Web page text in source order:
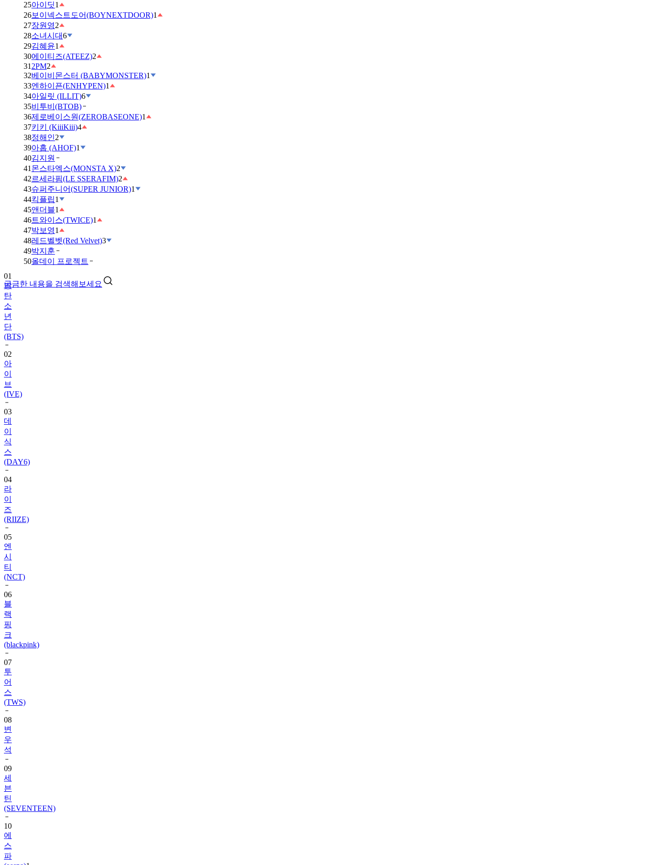
25아이딧1
26보이넥스트도어(BOYNEXTDOOR)1
27장원영2
28소녀시대6
29김혜윤1
30에이티즈(ATEEZ)2
31 2PM2
32베이비몬스터 (BABYMONSTER)1
33엔하이픈(ENHYPEN)1
34아일릿 (ILLIT)6
35비투비(BTOB)
36제로베이스원(ZEROBASEONE)1
37키키 (KiiiKiii)4
38정해인2
39아홉 (AHOF)1
40김지원
41 몬스타엑스(MONSTA X)2
42르세라핌(LE SSERAFIM)2
43슈퍼주니어(SUPER JUNIOR)1
44킥플립1
45앤더블1
46트와이스(TWICE)1
47박보영1
48레드벨벳(Red Velvet)3
49박지훈
50올데이 프로젝트
궁금한 내용을 검색해보세요
탄
소
년
단
(BTS)
02
아
이
브
(IVE)
03
데
이
식
스
(DAY6)
04
라
이
즈
(RIIZE)
05
엔
시
티
(NCT)
06
블
랙
핑
크
(blackpink)
07
투
어
스
(TWS)
08
변
우
석
09
세
븐
틴
(SEVENTEEN)
10
에
스
파
(aespa)